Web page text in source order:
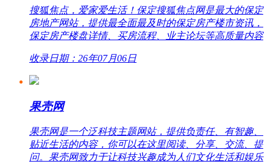
搜狐焦点，爱家爱生活！保定搜狐焦点网是最大的保定
房地产网站，提供最全面最及时的保定房产楼市资讯，
保定房产楼盘详情、买房流程、业主论坛等高质量内容
收录日期：26年07月06日
果壳网
果壳网是一个泛科技主题网站，提供负责任、有智趣、
贴近生活的内容，你可以在这里阅读、分享、交流、提
问。果壳网致力于让科技兴趣成为人们文化生活和娱乐